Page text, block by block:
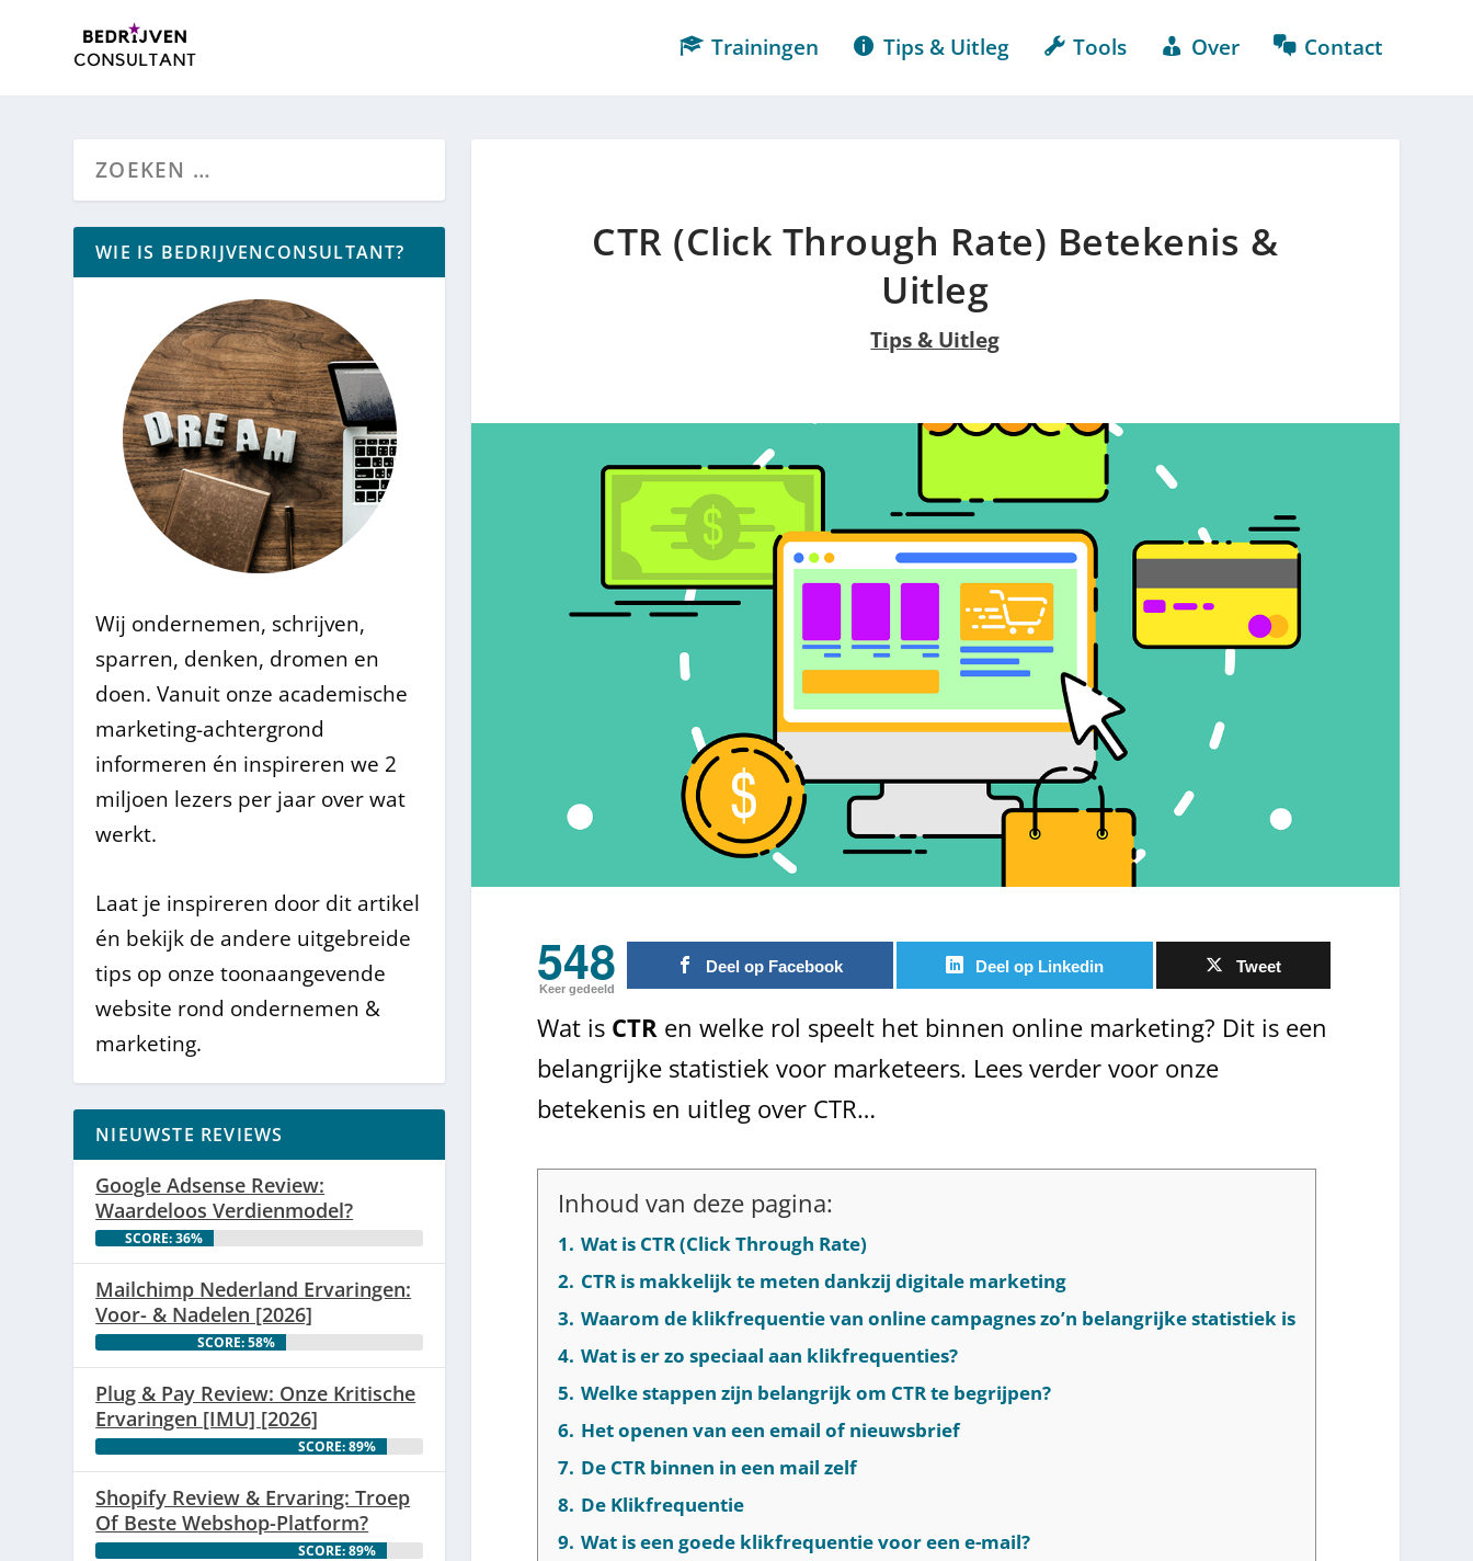
Trainingen Tips & Uitleg Tools Over Contact
CTR (Click Through Rate) Betekenis &
Uitleg
Tips & Uitleg
548
Keer gedeeld
Deel op Facebook Deel op Linkedin Tweet
Wat is CTR en welke rol speelt het binnen online marketing? Dit is een
belangrijke statistiek voor marketeers. Lees verder voor onze
betekenis en uitleg over CTR…
Inhoud van deze pagina:
1. Wat is CTR (Click Through Rate)
2. CTR is makkelijk te meten dankzij digitale marketing
3. Waarom de klikfrequentie van online campagnes zo’n belangrijke statistiek is
4. Wat is er zo speciaal aan klikfrequenties?
5. Welke stappen zijn belangrijk om CTR te begrijpen?
6. Het openen van een email of nieuwsbrief
7. De CTR binnen in een mail zelf
8. De Klikfrequentie
9. Wat is een goede klikfrequentie voor een e-mail?
WIE IS BEDRIJVENCONSULTANT?
Wij ondernemen, schrijven,
sparren, denken, dromen en
doen. Vanuit onze academische
marketing-achtergrond
informeren én inspireren we 2
miljoen lezers per jaar over wat
werkt.
Laat je inspireren door dit artikel
én bekijk de andere uitgebreide
tips op onze toonaangevende
website rond ondernemen &
marketing.
NIEUWSTE REVIEWS
Google Adsense Review:
Waardeloos Verdienmodel?
SCORE: 36%
Mailchimp Nederland Ervaringen:
Voor- & Nadelen [2026]
SCORE: 58%
Plug & Pay Review: Onze Kritische
Ervaringen [IMU] [2026]
SCORE: 89%
Shopify Review & Ervaring: Troep
Of Beste Webshop-Platform?
SCORE: 89%